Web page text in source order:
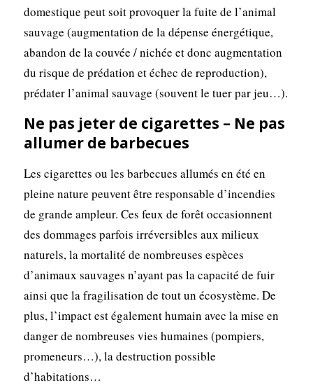
domestique peut soit provoquer la fuite de l’animal
sauvage (augmentation de la dépense énergétique,
abandon de la couvée / nichée et donc augmentation
du risque de prédation et échec de reproduction),
prédater l’animal sauvage (souvent le tuer par jeu…).
Ne pas jeter de cigarettes – Ne pas
allumer de barbecues
Les cigarettes ou les barbecues allumés en été en
pleine nature peuvent être responsable d’incendies
de grande ampleur. Ces feux de forêt occasionnent
des dommages parfois irréversibles aux milieux
naturels, la mortalité de nombreuses espèces
d’animaux sauvages n’ayant pas la capacité de fuir
ainsi que la fragilisation de tout un écosystème. De
plus, l’impact est également humain avec la mise en
danger de nombreuses vies humaines (pompiers,
promeneurs…), la destruction possible
d’habitations…